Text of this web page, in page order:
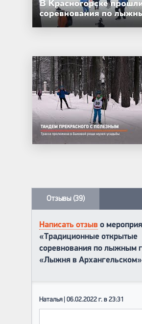
Отзывы (39)
Написать отзыв о
«Традиционные открытые
соревнования по лыжным
«Лыжня в
Наталья | 06.02.2022 г. в 23:31